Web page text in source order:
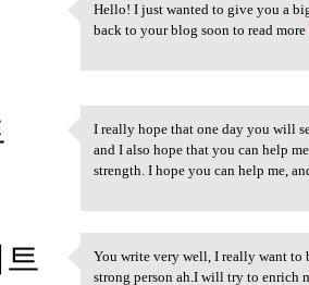
Hello! I just wanted to give
Hello! I just wanted to give you a
back to your blog soon to read more
I really hope that one day
I really hope that one day you will
and I also hope that you can help
strength. I hope you can help me,
You write very well, I really
You write very well, I really want to
strong person ah.I will try to enrich